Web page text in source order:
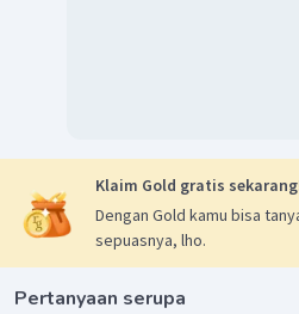
Klaim Gold gratis
Dengan Gold kamu bisa
sepuasnya, lho.
Pertanyaan serupa